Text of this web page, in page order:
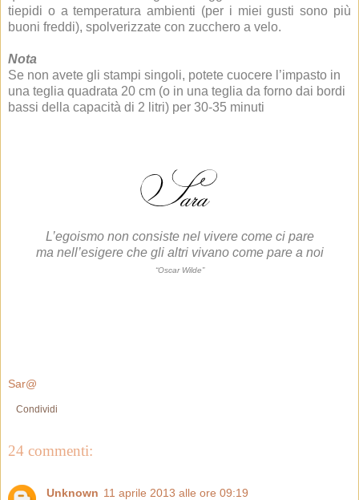
tiepidi o a temperatura ambienti (per i miei gusti sono più
buoni freddi), spolverizzate con zucchero a velo.
Nota
Se non avete gli stampi singoli, potete cuocere l’impasto in
una teglia quadrata 20 cm (o in una teglia da forno dai bordi
bassi della capacità di 2 litri) per 30-35 minuti
L’egoismo non consiste nel vivere come ci pare
ma nell’esigere che gli altri vivano come pare a noi
“Oscar Wilde”
Sar@
Condividi
24 commenti:
Unknown 11 aprile 2013 alle ore 09:19